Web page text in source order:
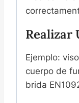
Realizar
Ejemplo:
cuerpo de
brida